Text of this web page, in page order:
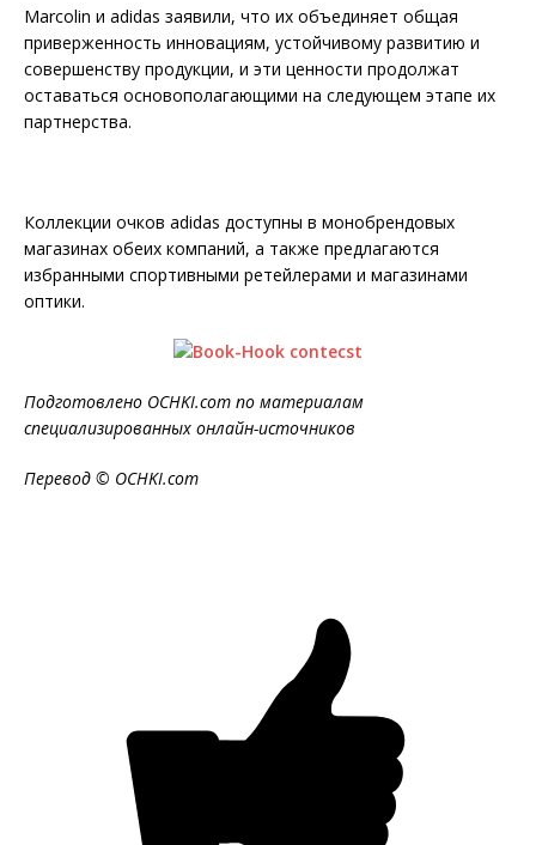
Marcolin и adidas заявили, что их объединяет общая
приверженность инновациям, устойчивому развитию и
совершенству продукции, и эти ценности продолжат
оставаться основополагающими на следующем этапе их
партнерства.
Коллекции очков adidas доступны в монобрендовых
магазинах обеих компаний, а также предлагаются
избранными спортивными ретейлерами и магазинами
оптики.
Подготовлено OCHKI.com по материалам
специализированных онлайн-источников
Перевод © OCHKI.com